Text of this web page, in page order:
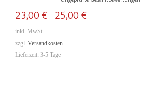
5.00von 5
23,00 € – 25,00 €
inkl. MwSt.
zzgl. Versandkosten
Lieferzeit: 3-5 Tage